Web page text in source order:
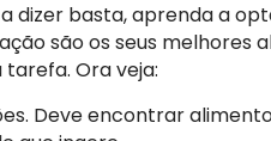
dizer basta, aprenda a
são os seus melhores
Ora veja:
Deve encontrar